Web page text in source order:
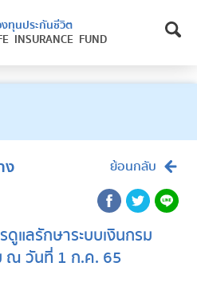
ทุนประกันชีวิต
INSURANCE FUND
ง ย้อนกลับ
ดูแลรักษาระบบเงินกรม
ณ วันที่ 1 ก.ค. 65